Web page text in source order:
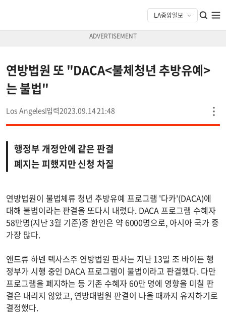
연방법원 또 "DACA<불체청년 추방유예>
는 불법"
Los Angeles 2023.09.14 21:48
행정부 개정안에 같은 판결
폐지는 피했지만 신청 차질
연방법원이 불법체류 청년 추방유예 프로그램 '다카'(DACA)에
대해 불법이라는 판결을 또다시 내렸다. DACA 프로그램 수혜자
58만명(지난 3월 기준)중 한인은 약 6000명으로, 아시아 국가 중
가장 많다.
앤드류 하넨 텍사스주 연방법원 판사는 지난 13일 조 바이든 행
정부가 시행 중인 DACA 프로그램이 불법이라고 판결했다. 다만
프로그램을 폐지하는 등 기존 수혜자 60만 명에 영향을 미칠 판
결은 내리지 않았고, 연방대법원 판결이 나올 때까지 유지하기로
결정했다.